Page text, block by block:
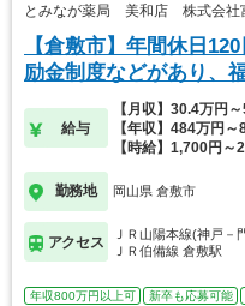
とみなが薬局 美和店 株式会社
【倉敷市】年間休日
励金制度などがあり、
給与
【月収】30.4万円
【年収】484万円
【時給】1,700円～
勤務地 岡山県 倉敷市
アクセス
ＪＲ山陽本線(神戸－
ＪＲ伯備線 倉敷駅
年収800万円以上可 新卒も応募可能